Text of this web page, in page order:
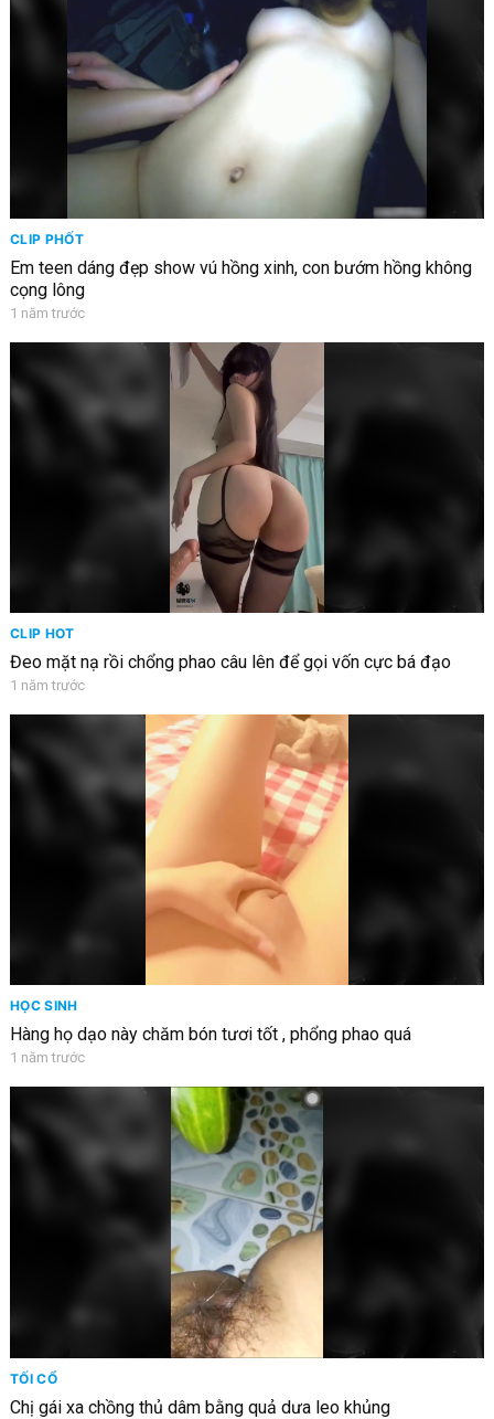
CLIP PHỐT
Em teen dáng đẹp show vú hồng xinh, con bướm hồng không
cọng lông
1 năm trước
CLIP HOT
Đeo mặt nạ rồi chổng phao câu lên để gọi vốn cực bá đạo
1 năm trước
HỌC SINH
Hàng họ dạo này chăm bón tươi tốt , phổng phao quá
1 năm trước
TỐI CỔ
Chị gái xa chồng thủ dâm bằng quả dưa leo khủng